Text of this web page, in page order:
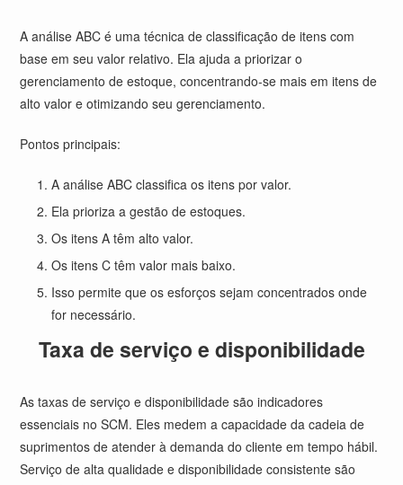
A análise ABC é uma técnica de classificação de itens com
base em seu valor relativo. Ela ajuda a priorizar o
gerenciamento de estoque, concentrando-se mais em itens de
alto valor e otimizando seu gerenciamento.
Pontos principais:
A análise ABC classifica os itens por valor.
Ela prioriza a gestão de estoques.
Os itens A têm alto valor.
Os itens C têm valor mais baixo.
Isso permite que os esforços sejam concentrados onde
for necessário.
Taxa de serviço e disponibilidade
As taxas de serviço e disponibilidade são indicadores
essenciais no SCM. Eles medem a capacidade da cadeia de
suprimentos de atender à demanda do cliente em tempo hábil.
Serviço de alta qualidade e disponibilidade consistente são